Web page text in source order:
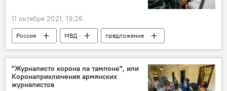
11 октября 2021, 19:26
Россия МВД
предложение
миграция
гражданство
"Журналисто корона ла тампоне", или
Коронаприключения армянских
журналистов